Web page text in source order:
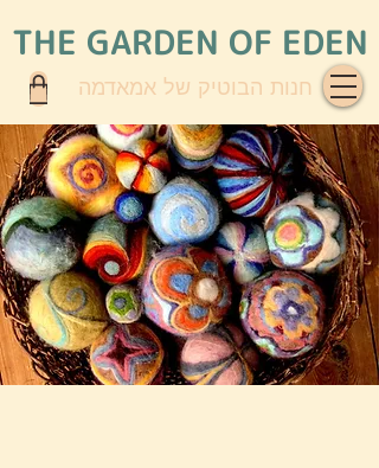
THE GARDEN OF EDEN
חנות הבוטיק של אמאדמה